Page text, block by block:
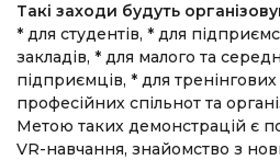
Такі заходи будуть
* для студентів, * для
закладів, * для малого та
підприємців, * для
професійних спільнот та
Метою таких демонстрацій є
VR-навчання, знайомство з